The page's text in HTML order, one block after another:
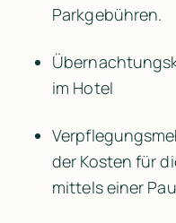
Parkgebühren.
im Hotel
der Kosten für
mittels einer